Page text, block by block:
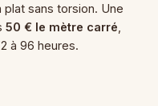
sans torsion. Une
50 € le mètre carré
à 96 heures.